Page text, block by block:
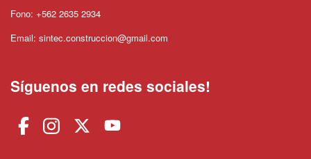
Fono: +562 2635 2934
Email: sintec.construccion@gmail.com
Síguenos en redes sociales!